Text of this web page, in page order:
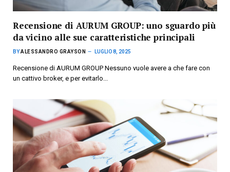
Recensione di AURUM GROUP: uno sguardo più
da vicino alle sue caratteristiche principali
BYALESSANDRO GRAYSON LUGLIO 8, 2025
Recensione di AURUM GROUP Nessuno vuole avere a che fare con
un cattivo broker, e per evitarlo...